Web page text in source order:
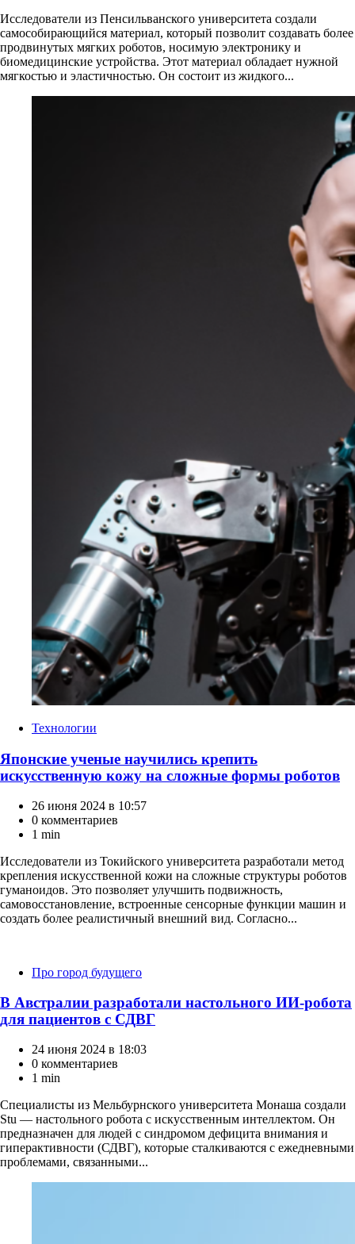
Исследователи из Пенсильванского университета создали
самособирающийся материал, который позволит создавать более
продвинутых мягких роботов, носимую электронику и
биомедицинские устройства. Этот материал обладает нужной
мягкостью и эластичностью. Он состоит из жидкого...
КатегорииТехнологии
Японские ученые научились крепить
искусственную кожу на сложные формы роботов
26 июня 2024 в 10:57
0 комментариев
1 min
Исследователи из Токийского университета разработали метод
крепления искусственной кожи на сложные структуры роботов
гуманоидов. Это позволяет улучшить подвижность,
самовосстановление, встроенные сенсорные функции машин и
создать более реалистичный внешний вид. Согласно...
КатегорииПро город будущего
В Австралии разработали настольного ИИ-робота
для пациентов с СДВГ
24 июня 2024 в 18:03
0 комментариев
1 min
Специалисты из Мельбурнского университета Монаша создали
Stu — настольного робота с искусственным интеллектом. Он
предназначен для людей с синдромом дефицита внимания и
гиперактивности (СДВГ), которые сталкиваются с ежедневными
проблемами, связанными...